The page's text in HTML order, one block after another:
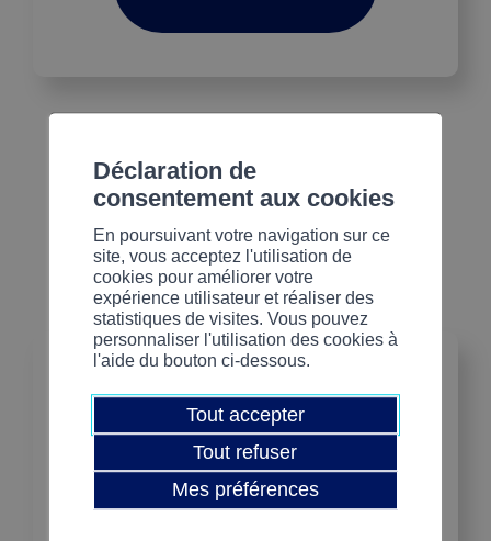
THÉMATIQUES
Déclaration de
consentement aux cookies
En poursuivant votre navigation sur ce
site, vous acceptez l'utilisation de
cookies pour améliorer votre
expérience utilisateur et réaliser des
statistiques de visites. Vous pouvez
personnaliser l'utilisation des cookies à
l'aide du bouton ci-dessous.
Tout accepter
Tout refuser
Mes préférences